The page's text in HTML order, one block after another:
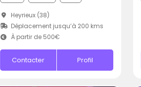
Heyrieux (38)
Déplacement jusqu’à 200 kms
À partir de 500€
Contacter Profil